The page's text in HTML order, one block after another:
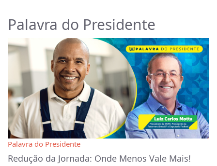
Palavra do Presidente
Palavra do Presidente
Redução da Jornada: Onde Menos Vale Mais!